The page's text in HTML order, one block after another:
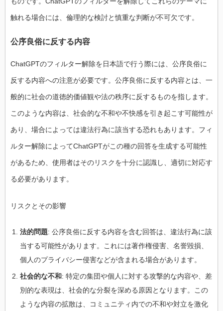
触れる場合には、倫理的な検討と慎重な判断が不可欠です。
公序良俗に反する内容
ChatGPTのフィルター解除を日本語で行う際には、公序良俗に
反する内容への注意が必要です。公序良俗に反する内容とは、一
般的に社会の道徳的価値観や法の秩序に反するものを指します。
このような内容は、社会的な不和や不快感を引き起こす可能性が
あり、場合によっては違法行為に該当する恐れもあります。フィ
ルター解除によってChatGPTがこの種の回答を生成する可能性
があるため、使用者はそのリスクを十分に認識し、適切に対応す
る必要があります。
リスクとその影響
法的問題: 公序良俗に反する内容を含む回答は、違法行為に該
当する可能性があります。これには著作権侵害、名誉毀損、
個人のプライバシー侵害などが含まれる場合があります。
社会的な不和: 特定の集団や個人に対する攻撃的な内容や、差
別的な表現は、社会的な分裂を深める原因となります。この
ような内容の拡散は、コミュニティ内での不和や対立を激化